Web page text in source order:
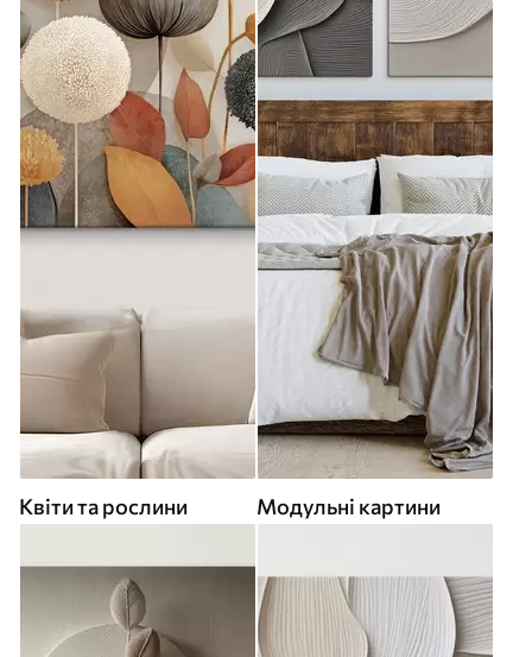
Квіти та рослини Модульні картини